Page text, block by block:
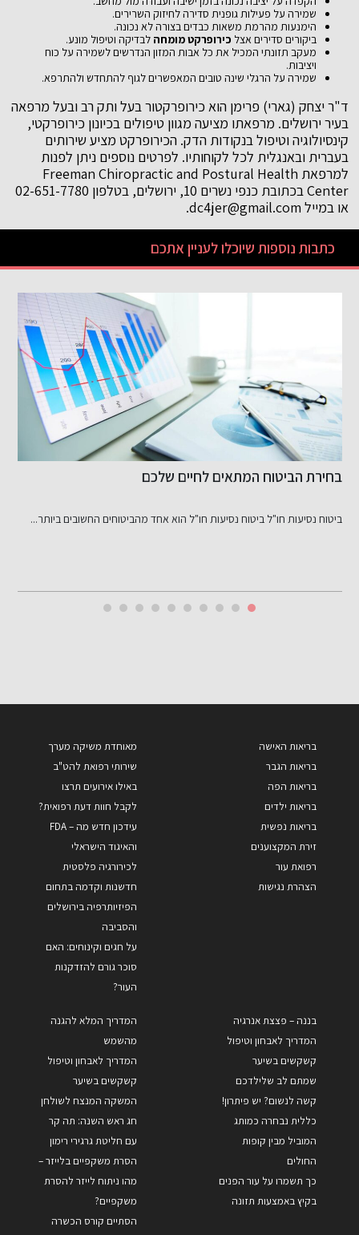
שמירה על פעילות גופנית סדירה לחיזוק השרירים.
הימנעות מהרמת משאות כבדים בצורה לא נכונה.
ביקורים סדירים אצל כירופרקט מומחה לבדיקה וטיפול מונע.
מעקב תזונתי המכיל את כל אבות המזון הנדרשים לשמירה על כוח
ויציבות.
שמירה על הרגלי שינה טובים המאפשרים לגוף להתחדש ולהתרפא.
ד"ר יצחק (גארי) פרימן הוא כירופרקטור בעל ותק רב ובעל מרפאה
בעיר ירושלים. מרפאתו מציעה מגוון טיפולים בכיונון כירופרקטי,
קינסיולוגיה וטיפול בנקודות הדק. הכירופרקט מציע שירותים
בעברית ובאנגלית לכל לקוחותיו. לפרטים נוספים ניתן לפנות
למרפאת Freeman Chiropractic and Postural Health
Center בכתובת כנפי נשרים 10, ירושלים, בטלפון 02-651-7780
או במייל dc4jer@gmail.com.
כתבות נוספות שיוכלו לעניין אתכם
הגשת תביעה לאחר תאונה: ממה מתחילים?
תאונות דרכים עלולות לגרום לפגיעות גוף משמעותיות, הדורשות פיצוי עבור...
בריאות האישה
בריאות הגבר
בריאות הפה
בריאות ילדים
בריאות נפשית
זירת המקצוענים
רפואת עור
הצהרת נגישות
מאוחדת משיקה מערך
שירותי רפואת להט"ב
באילו אירועים תרצו
לקבל חוות דעת רפואית?
עידכון חדש מה – FDA
והאיגוד הישראלי
לכירורגיה פלסטית
חדשנות וקדמה בתחום
הפיזיותרפיה בירושלים
והסביבה
על חגים וקינוחים: האם
סוכר גורם להזדקנות
העור?
בננה – פצצת אנרגיה
המדריך לאבחון וטיפול
קשקשים בשיער
שמתם לב שלילדכם
קשה לנשום? יש פיתרון!
כללית נבחרה כמותג
המוביל מבין קופות
החולים
כך תשמרו על עור הפנים
בקיץ באמצעות תזונה
המדריך המלא להגנה
מהשמש
המדריך לאבחון וטיפול
קשקשים בשיער
המשקה המנצח לשולחן
חג ראש השנה: תה קר
עם חליטת גרגירי רימון
הסרת משקפיים בלייזר –
מהו ניתוח לייזר להסרת
משקפיים?
הסתיים קורס הכשרה